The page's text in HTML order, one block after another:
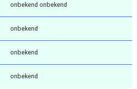
onbekend onbekend
onbekend
onbekend
onbekend